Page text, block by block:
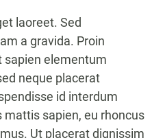
laoreet. Sed
a gravida. Proin
sapien elementum
neque placerat
id interdum
sapien, eu rhoncus
Ut placerat dignissim